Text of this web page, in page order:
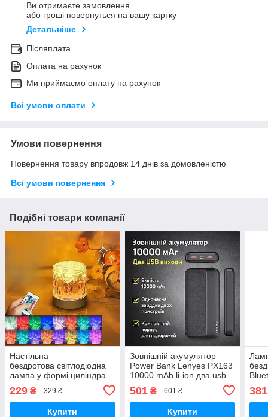
Ви отримаєте замовлення
або гроші повернуться на вашу картку
Детальніше
Післяплата
Оплата на рахунок
Ми приймаємо оплату на рахунок
Всі умови оплати
Умови повернення
Повернення товару впродовж 14 днів за домовленістю
Всі умови повернення
Подібні товари компанії
Настільна
бездротова світлодіодна
лампа у формі циліндра
COBA CB-8026 Настільна
лампа RGB з пультом
229 ₴ 329 ₴
Купити
Зовнішній акумулятор
Power Bank Lenyes PX163
10000 mAh li-ion два usb
501₴ 601 ₴
Купити
381